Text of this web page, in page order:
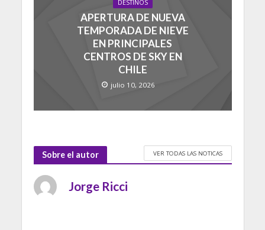
DESTINOS
APERTURA DE NUEVA
TEMPORADA DE NIEVE
EN PRINCIPALES
CENTROS DE SKY EN
CHILE
julio 10, 2026
Sobre el autor VER TODAS LAS NOTICAS
Jorge Ricci